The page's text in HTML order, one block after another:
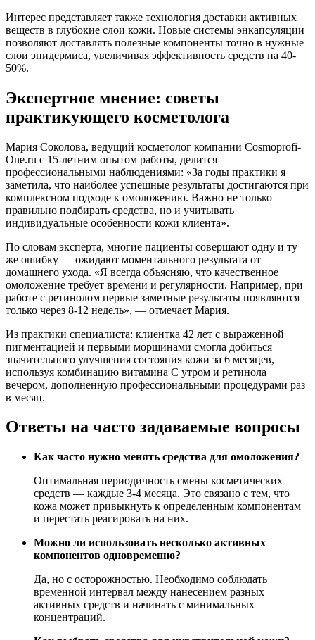
Интерес представляет также технология доставки активных
веществ в глубокие слои кожи. Новые системы энкапсуляции
позволяют доставлять полезные компоненты точно в нужные
слои эпидермиса, увеличивая эффективность средств на 40-
50%.
Экспертное мнение: советы
практикующего косметолога
Мария Соколова, ведущий косметолог компании Cosmoprofi-
One.ru с 15-летним опытом работы, делится
профессиональными наблюдениями: «За годы практики я
заметила, что наиболее успешные результаты достигаются при
комплексном подходе к омоложению. Важно не только
правильно подбирать средства, но и учитывать
индивидуальные особенности кожи клиента».
По словам эксперта, многие пациенты совершают одну и ту
же ошибку — ожидают моментального результата от
домашнего ухода. «Я всегда объясняю, что качественное
омоложение требует времени и регулярности. Например, при
работе с ретинолом первые заметные результаты появляются
только через 8-12 недель», — отмечает Мария.
Из практики специалиста: клиентка 42 лет с выраженной
пигментацией и первыми морщинами смогла добиться
значительного улучшения состояния кожи за 6 месяцев,
используя комбинацию витамина С утром и ретинола
вечером, дополненную профессиональными процедурами раз
в месяц.
Ответы на часто задаваемые вопросы
Как часто нужно менять средства для омоложения?
Оптимальная периодичность смены косметических
средств — каждые 3-4 месяца. Это связано с тем, что
кожа может привыкнуть к определенным компонентам
и перестать реагировать на них.
Можно ли использовать несколько активных
компонентов одновременно?
Да, но с осторожностью. Необходимо соблюдать
временной интервал между нанесением разных
активных средств и начинать с минимальных
концентраций.